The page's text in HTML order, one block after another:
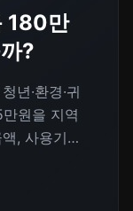
180만
?
년·환경·귀
원을 지역
, 사용기한,